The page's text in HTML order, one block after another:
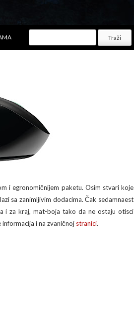
i egronomičnijem paketu. Osim stvari koje
sa zanimljivim dodacima. Čak sedamnaest
i za kraj, mat-boja tako da ne ostaju otisci
i na zvaničnoj stranici.